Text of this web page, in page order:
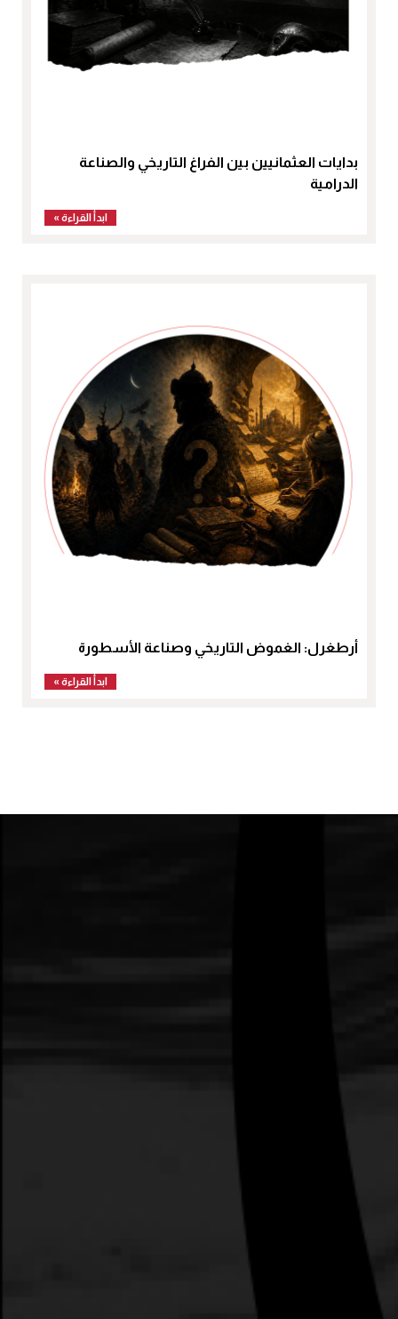
بدايات العثمانيين بين الفراغ التاريخي والصناعة
الدرامية
ابدأ القراءة »
أرطغرل: الغموض التاريخي وصناعة الأسطورة
ابدأ القراءة »